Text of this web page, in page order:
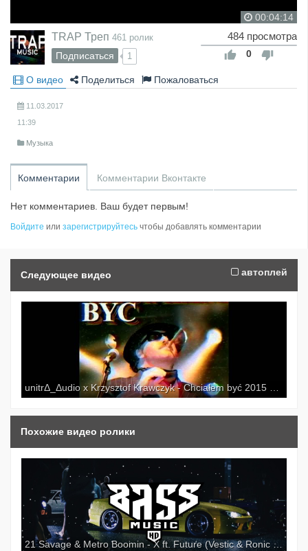
00:04:14
TRAP Треп 461 ролик
Подписаться 1
484 просмотра
0
О видео Поделиться Пожаловаться
11.03.2017
11:39
Музыка
Комментарии Комментарии Вконтакте
Нет комментариев. Ваш будет первым!
Войдите или зарегистрируйтесь чтобы добавлять комментарии
Следующее видео автоплей
Похожие видео ролики
21 Savage & Metro Boomin - X ft. Future (Vestic & Ronic Remix) Специально для Kirenga-smi